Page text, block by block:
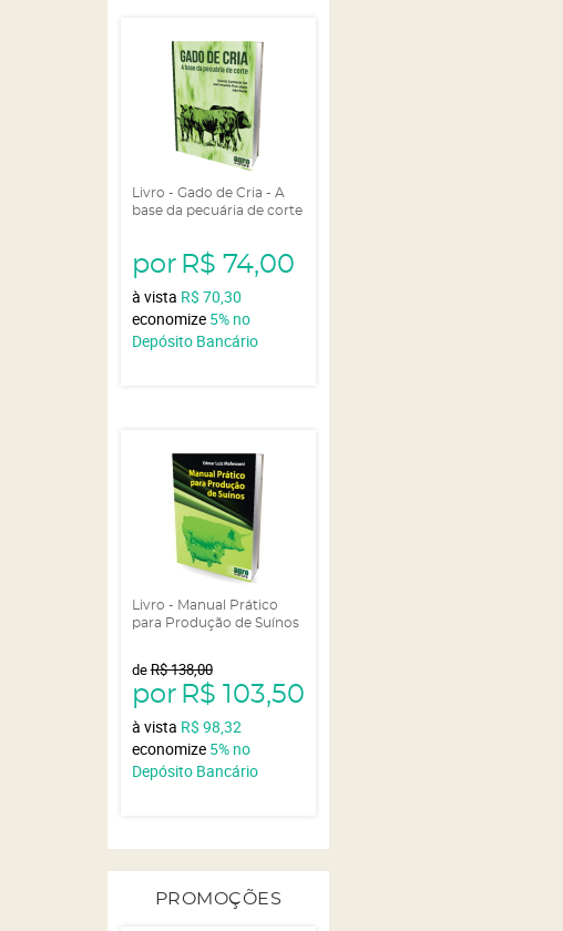
Livro - Gado de Cria - A
base da pecuária de corte
por R$ 74,00
à vista R$ 70,30
economize 5% no
Depósito Bancário
Livro - Manual Prático
para Produção de Suínos
deR$ 138,00
por R$ 103,50
à vista R$ 98,32
economize 5% no
Depósito Bancário
PROMOÇÕES